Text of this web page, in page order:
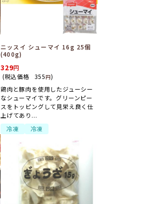
ニッスイ シューマイ 16g 25個
(400g)
329
(税込価格 355円)
鶏肉と豚肉を使用したジューシー
なシューマイです。グリーンピー
スをトッピングして見栄え良く仕
上げてあり...
冷凍
冷凍